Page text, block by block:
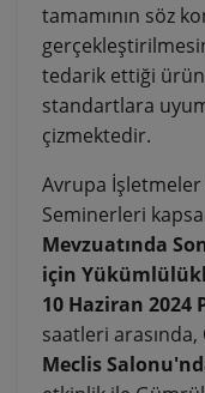
tamamının söz
tedarik ettiği
standartlara
çizmektedir.
Avrupa İşletmeler
Seminerleri
Mevzuatında
için
10 Haziran 2024
saatleri arasında,
Meclis